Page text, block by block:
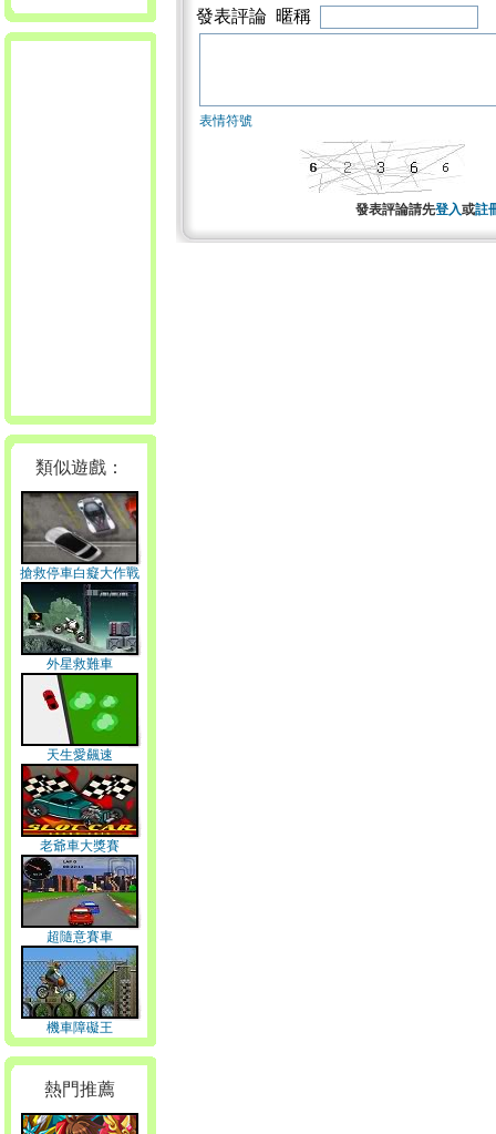
類似遊戲：
搶救停車白癡大作戰
外星救難車
天生愛飆速
老爺車大獎賽
超隨意賽車
機車障礙王
熱門推薦
發表評論 暱稱
表情符號
發表評論請先登入或註